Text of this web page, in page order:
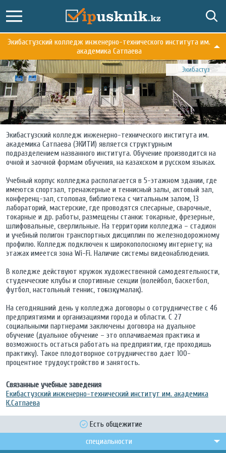
Экибастузский колледж инженерно-технического института им.
академика Сатпаева
Экибастуз
Экибастузский колледж инженерно-технического института им.
академика Сатпаева (ЭКИТИ) является структурным
подразделением названного института. Обучение производится на
очной и заочной формам обучения, на казахском и русском языках.
Учебный корпус колледжа располагается в 5-этажном здании, где
имеются спортзал, тренажерные и теннисный залы, актовый зал,
конференц-зал, столовая, библиотека с читальным залом, 13
лабораторий, мастерские, где проводятся слесарные, сварочные,
токарные и др. работы, размещены станки: токарные, фрезерные,
шлифовальные, сверлильные. На территории колледжа – стадион
и учебный полигон транспортных дисциплин по железнодорожному
профилю. Колледж подключен к широкополосному интернету; на
этажах имеется зона Wi-Fi. Наличие системы видеонаблюдения.
В коледже действуют кружок художественной самодеятельности,
студенческие клубы и спортивные секции (волейбол, баскетбол,
футбол, настольный теннис, тоғызқұмалақ).
На сегодняшний день у колледжа договоры о сотрудничестве с 46
предприятиями и организациями города и области. С 27
социальными партнерами заключены договора на дуальное
обучение (дуальное обучение – это оплачиваемая практика и
возможность остаться работать на предприятии, где проходишь
практику). Такое плодотворное сотрудничество дает 100-
процентное трудоустройство и занятость.
Связанные учебные заведения
Екибастузский инженерно-технический институт им. академика
К.Сатпаева
Есть общежитие
специальности